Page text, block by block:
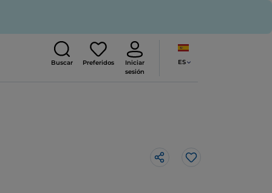
Buscar Preferidos
Iniciar
sesión
ES
Me gusta